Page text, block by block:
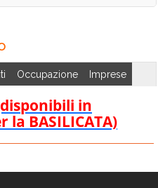
Occupazione Imprese
in
BASILICATA)